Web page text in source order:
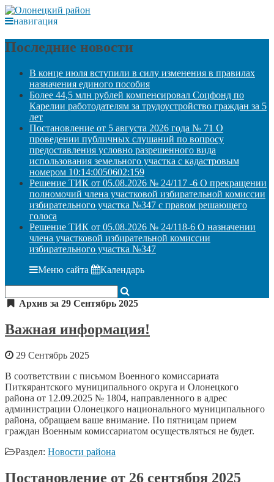
навигация
Последние новости
В конце июля вступили в силу изменения в правилах
назначения единого пособия
Более 44,5 млн рублей компенсировал Соцфонд по
Карелии работодателям за трудоустройство граждан за 5
лет
Постановление от 5 августа 2026 года № 71 О
проведении публичных слушаний по вопросу
предоставления условно разрешенного вида
использования земельного участка с кадастровым
номером 10:14:0050602:159
Решение ТИК от 05.08.2026 № 24/117 -6 О прекращении
полномочий члена участковой избирательной комиссии
избирательного участка №347 с правом решающего
голоса
Решение ТИК от 05.08.2026 № 24/118-6 О назначении
члена участковой избирательной комиссии
избирательного участка №347
Меню сайта Календарь
Архив за 29 Сентябрь 2025
Важная информация!
29 Сентябрь 2025
В соответствии с письмом Военного комиссариата
Питкярантского муниципального округа и Олонецкого
района от 12.09.2025 № 1804, направленного в адрес
администрации Олонецкого национального муниципального
района, обращаем ваше внимание. По пятницам прием
граждан Военным комиссариатом осуществляться не будет.
Раздел: Новости района
Постановление от 26 сентября 2025